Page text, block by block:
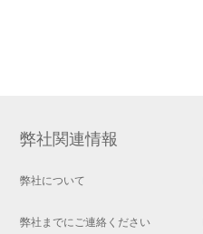
弊社関連情報
弊社について
弊社までにご連絡ください